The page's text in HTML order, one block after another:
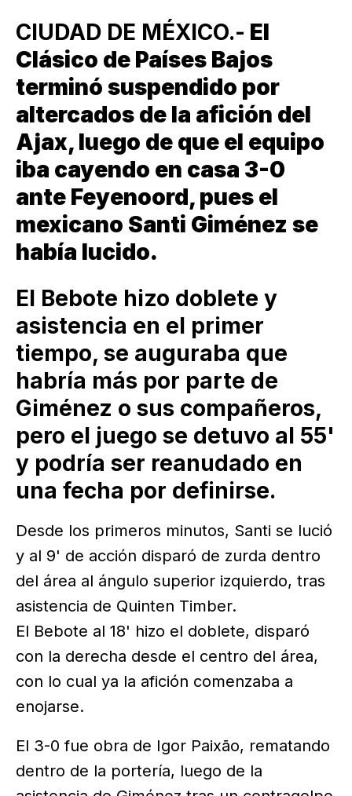
CIUDAD DE MÉXICO.- El
Clásico de Países Bajos
terminó suspendido por
altercados de la afición del
Ajax, luego de que el equipo
iba cayendo en casa 3-0
ante Feyenoord, pues el
mexicano Santi Giménez se
había lucido.
El Bebote hizo doblete y
asistencia en el primer
tiempo, se auguraba que
habría más por parte de
Giménez o sus compañeros,
pero el juego se detuvo al 55'
y podría ser reanudado en
una fecha por definirse.
Desde los primeros minutos, Santi se lució
y al 9' de acción disparó de zurda dentro
del área al ángulo superior izquierdo, tras
asistencia de Quinten Timber.
El Bebote al 18' hizo el doblete, disparó
con la derecha desde el centro del área,
con lo cual ya la afición comenzaba a
enojarse.
El 3-0 fue obra de Igor Paixão, rematando
dentro de la portería, luego de la